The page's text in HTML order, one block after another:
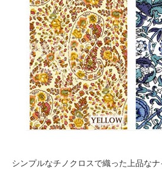
シンプルなチノクロスで織った上品な